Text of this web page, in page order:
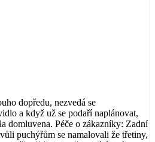
dopředu, nezvedá se
a když už se podaří naplánovat,
domluvena. Péče o zákazníky: Zadní
puchýřům se namalovali že třetiny,